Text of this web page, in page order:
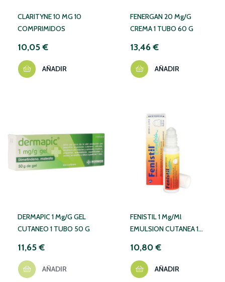
CLARITYNE 10 MG 10
COMPRIMIDOS
10,05 €
AÑADIR
FENERGAN 20 Mg/g
CREMA 1 TUBO 60 G
13,46 €
AÑADIR
DERMAPIC 1 Mg/g GEL
CUTANEO 1 TUBO 50 G
11,65 €
AÑADIR
FENISTIL 1 Mg/ml
EMULSION CUTANEA 1
10,80 €
AÑADIR